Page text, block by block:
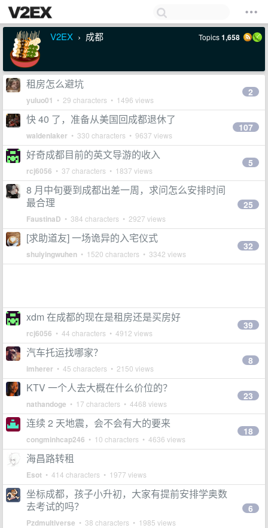
V2EX › 成都 Topics1,658
租房怎么避坑
yuluo01 • 29 characters • 1496 views
2
快 40 了，准备从美国回成都退休了
waldenlaker • 330 characters • 9637 views
107
好奇成都目前的英文导游的收入
rcj6056 • 37 characters • 1837 views
5
8 月中旬要到成都出差一周，求问怎么安排时间
最合理
FaustinaD • 384 characters • 2927 views
25
[求助道友] 一场诡异的入宅仪式
shuiyingwuhen • 1520 characters • 3342 views
32
xdm 在成都的现在是租房还是买房好
rcj6056 • 44 characters • 4912 views
39
汽车托运找哪家？
imherer • 45 characters • 2150 views
8
KTV 一个人去大概在什么价位的？
nathandoge • 17 characters • 4468 views
23
连续 2 天地震，会不会有大的要来
congminhcap246 • 10 characters • 4636 views
18
海昌路转租
Esot • 414 characters • 1977 views
坐标成都，孩子小升初，大家有提前安排学奥数
去考试的吗？
Pzdmultiverse • 38 characters • 1985 views
6